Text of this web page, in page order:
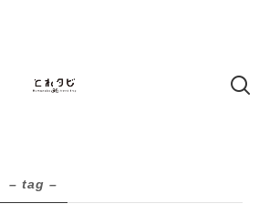
– tag –